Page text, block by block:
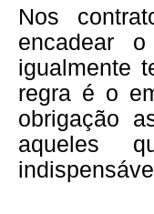
Nos
encadear
igualmente
regra é o
obrigação
aqueles